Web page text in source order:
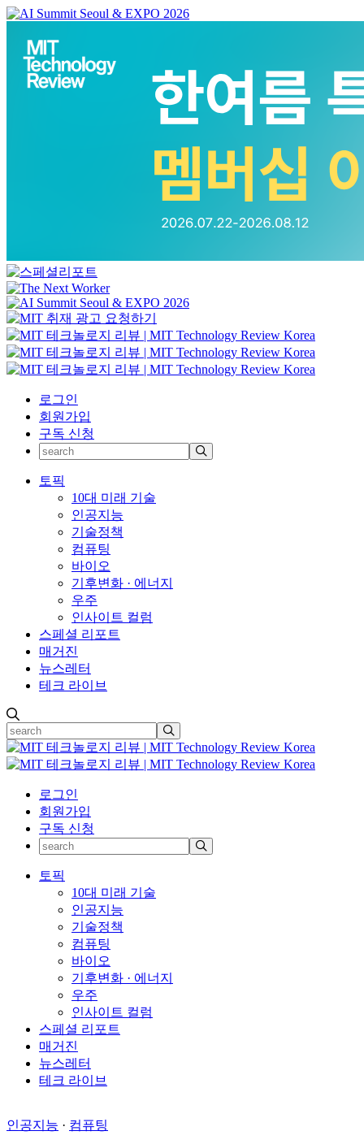
로그인
회원가입
구독 신청
토픽
10대 미래 기술
인공지능
기술정책
컴퓨팅
바이오
기후변화 · 에너지
우주
인사이트 컬럼
스페셜 리포트
매거진
뉴스레터
테크 라이브
로그인
회원가입
구독 신청
토픽
10대 미래 기술
인공지능
기술정책
컴퓨팅
바이오
기후변화 · 에너지
우주
인사이트 컬럼
스페셜 리포트
매거진
뉴스레터
테크 라이브
인공지능 · 컴퓨팅